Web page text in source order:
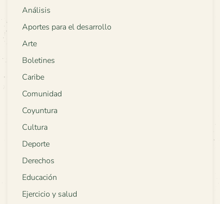
Análisis
Aportes para el desarrollo
Arte
Boletines
Caribe
Comunidad
Coyuntura
Cultura
Deporte
Derechos
Educación
Ejercicio y salud